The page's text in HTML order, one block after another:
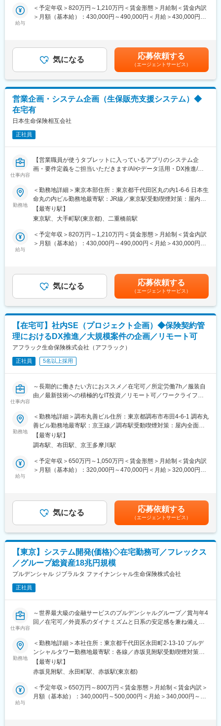
変更の範囲：会社の定める業務
投資していきます。
その中でアジャイルを適用する開発案件の拡大やエンタープライ
ズアジャイルの実現を目指しており、当社ではIT・DXを軸に幅広
ャイル開発案件への参画や、社内におけるIT・DX活用の推進、ク
ラウド基盤の積極活用や生成AIの活用検討、大規模プロジェクト
の案件担当者としてプロジェクトを牽引するなど、活躍のフィー
・当社でのアジャイルトランスフォーメーション推進（アジャイ
ルCoE、職員へのアジャイルコーチング、アジャイル文化を醸成
する啓蒙活動等）
■具体的なプロジェクト
どのプロジェクトを想定しております。（今後も更なる案件の創
出を予定）
■組織概要・キャリアパス
全社ITの企画・統制を担うIT統括部やAI等の先進技術活用推進を担
うデジタル推進室、大規模・新規プロジェクトの推進を担うIT推
進部に加え、各部門のIT開発を担う所属があります。IT領域総勢で
本人希望や適性、機能発揮状況等を踏まえ、グループ会社への出
向も含めたIT領域内でのローテーションを想定しております。マ
■特徴・魅力
生命保険業界のリーディングカンパニーとして、1400万人のお客
様・取引先３３万企業・総資産８７兆円（2023年3月現在）を有
し、豊富なアセットを活用して業界最大規模のシステム開発に携
わることが出来ます。
・2024-3287G
変更の範囲：会社の定める業務
給与
＜予定年収＞820万円～1,210万円＜賃金形態＞月給制＜賃金内訳
＞月額（基本給）：430,000円～490,000円＜月給＞430,000円～
気になる 応募依頼する
（エージェントサービス）
営業企画・システム企画（生保販売支援システム）◆
在宅有
日本生命保険相互会社
正社員
仕事内容
【営業職員が使うタブレットに入っているアプリのシステム企
画・要件定義をご担当いただきます/AIやデータ活用・DX推進/在
■職務概要
当社では中期経営計画の中でIT・DXを柱の一つとして掲げてお
り、5万人の営業職員が活用する販売支援システムにおいても、ク
ラウド基盤や生成AI等を活用したDX化に向け取り組んでおりま
す。
入社後はビジネス課題の分析や業務要件定義、システム方式設
計、大規模プロジェクトのマネジメント等活躍のフィールドは多
■職務詳細
・生命保険営業における課題の分析
・業務要件定義、システム化方式の検討
－社外サービス利用の検討やベンダーコントロール 等
■具体的なプロジェクト
・営業職員端末を含めた大型システムリニューアル
・新商品開発 等
■組織概要
営業職員活動の企画・執行及びシステム開発を担う「営業開発
保険営業やシステム開発、データサイエンス等それぞれの分野に
知見のあるメンバーが在籍しており、それぞれの強みを生かしつ
つ、協力しながら案件を推進しています。
本人希望や適性、機能発揮状況等を踏まえ、グループ会社への出
向も含めたIT領域内でのローテションを想定しております。
■特徴・魅力
業界最大の生命保険会社の中核であるリーテイル部門で、5万名の
営業職員が活用するシステムの大規模開発プロジェクトに従事可
能です。
・2025-1674G
変更の範囲：会社の定める業務
勤務地
＜勤務地詳細＞東京本部住所：東京都千代田区丸の内1-6-6 日本生
命丸の内ビル勤務地最寄駅：JR線／東京駅受動喫煙対策：屋内全
面禁煙変更の範囲：会社の定める事業所
【最寄り駅】
東京駅、大手町駅(東京都)、二重橋前駅
給与
＜予定年収＞820万円～1,210万円＜賃金形態＞月給制＜賃金内訳
＞月額（基本給）：430,000円～490,000円＜月給＞430,000円～
気になる 応募依頼する
（エージェントサービス）
【在宅可】社内SE（プロジェクト企画）◆保険契約管
理におけるDX推進／大規模案件の企画／リモート可
アフラック生命保険株式会社（アフラック）
正社員 5名以上採用
仕事内容
～長期的に働きたい方におススメ／在宅可／所定労働7h／服装自
由／最新技術への積極的なIT投資／リモート可／ワークライフバ
■業務概要
当社の社内SE（プロジェクト企画）として、当社サービスに関わ
るプロジェクトの立ち上げ等最上流の工程をお任せいたします。
入社後はアフラックプロジェクトZEROというプロジェクトに参
画いただきます。
他部門とも密接にかかわる領域のため、新商品リリースに伴う新
規開発なども多く発生するため、ビジネスサイド側と密にコミュ
アフラックのプロジェクトZEROは、保険契約管理業務の抜本的
再構築を目指し、デジタル手続きの拡大やバックオフィスの自動
化、リアルタイムデータ活用を推進しています。これにより、業
し、クラウドへのデータ分析環境移行で運用コストを削減。ITリ
ソースを新商品・サービス開発に集中させ、顧客満足度向上と事
業競争力強化を図っています。2023年から本格稼働中です。
↓本プロジェクトに関するHP
■魅力
同社はアジャイルを用いた働き方を全社的に導入しており、シス
てシステム開発に取り組むことができます。
■組織構成
～7割を占める為、入社後も馴染みやすい環境です。また、部内の
雰囲気も落ち着いており和やかな雰囲気です。
■就業環境
所定労働7時間、全社平均残業20時間程度で、フレックス制度の
イフバランスを整えながら就業いただける環境です。
■同社ITデジタルの特徴
勤務地
＜勤務地詳細＞調布丸善ビル住所：東京都調布市布田4-6-1 調布丸
善ビル勤務地最寄駅：京王線／調布駅受動喫煙対策：屋内全面禁
煙変更の範囲：会社の定める事業所（リモートワーク含む）
【最寄り駅】
調布駅、布田駅、京王多摩川駅
給与
＜予定年収＞650万円～1,050万円＜賃金形態＞月給制＜賃金内訳
＞月額（基本給）：320,000円～470,000円＜月給＞320,000円～
も目安の金額であり、選考を通じて上下する可能性があります。
月給(月額)は固定手当を含めた表記です。
気になる 応募依頼する
（エージェントサービス）
【東京】システム開発(価格)◇在宅勤務可／フレックス
／グループ総資産18兆円規模
プルデンシャル ジブラルタ ファイナンシャル生命保険株式会社
正社員
仕事内容
～世界最大級の金融サービスのプルデンシャルグループ／賞与年4
回／在宅可／外資系のダイナミズムと日系の安定感を兼ね備えた
下記に記載するシステムの開発・保守を実施します。
・契約管理システム
・価格計算/数理決算/会計/入出金システム
・人事関連システム
・経費精算システム
・その他社内システム
勤務地
＜勤務地詳細＞本社住所：東京都千代田区永田町2-13-10 プルデ
ンシャルタワー勤務地最寄駅：各線／赤坂見附駅受動喫煙対策：
屋内喫煙可能場所あり
【最寄り駅】
赤坂見附駅、永田町駅、赤坂駅(東京都)
給与
＜予定年収＞650万円～800万円＜賃金形態＞月給制＜賃金内訳＞
月額（基本給）：340,000円～500,000円＜月給＞340,000円～